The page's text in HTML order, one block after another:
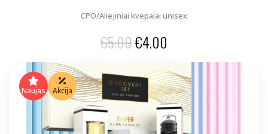
CPO/Aliejiniai kvepalai unisex
€5.00Original
was:
€5.00.
€4.00
is:
€4.00.
Naujas Akcija